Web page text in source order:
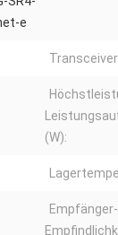
e
(W):
Empfänger-